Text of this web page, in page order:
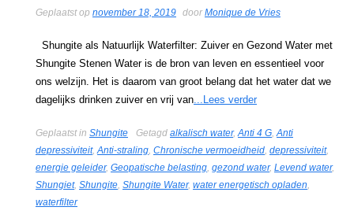
Geplaatst op november 18, 2019 door Monique de Vries
Shungite als Natuurlijk Waterfilter: Zuiver en Gezond Water met
Shungite Stenen Water is de bron van leven en essentieel voor
ons welzijn. Het is daarom van groot belang dat het water dat we
dagelijks drinken zuiver en vrij van...Lees verder
Geplaatst in Shungite Getagd alkalisch water, Anti 4 G Anti
depressiviteit, Anti-straling Chronische vermoeidheid depressiviteit,
energie geleider, Geopatische belasting gezond water, Levend water,
Shungiet, Shungite Shungite Water, water energetisch opladen
waterfilter